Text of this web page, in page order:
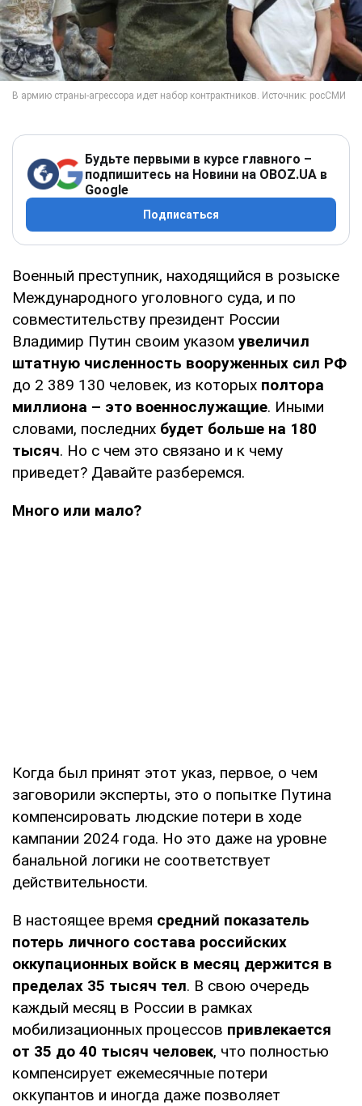
Будьте первыми в курсе главного –
подпишитесь на Новини на OBOZ.UA в
Google
Подписаться
Военный преступник, находящийся в розыске
Международного уголовного суда, и по
совместительству президент России
Владимир Путин своим указом увеличил
штатную численность вооруженных сил РФ
до 2 389 130 человек, из которых полтора
миллиона – это военнослужащие. Иными
словами, последних будет больше на 180
тысяч. Но с чем это связано и к чему
приведет? Давайте разберемся.
Много или мало?
Когда был принят этот указ, первое, о чем
заговорили эксперты, это о попытке Путина
компенсировать людские потери в ходе
кампании 2024 года. Но это даже на уровне
банальной логики не соответствует
действительности.
В настоящее время средний показатель
потерь личного состава российских
оккупационных войск в месяц держится в
пределах 35 тысяч тел. В свою очередь
каждый месяц в России в рамках
мобилизационных процессов привлекается
от 35 до 40 тысяч человек, что полностью
компенсирует ежемесячные потери
оккупантов и иногда даже позволяет